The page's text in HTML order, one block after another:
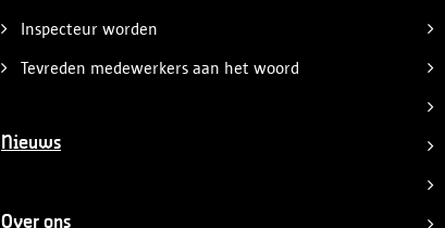
Inspecteur worden
Tevreden medewerkers aan het woord
Nieuws
Over ons